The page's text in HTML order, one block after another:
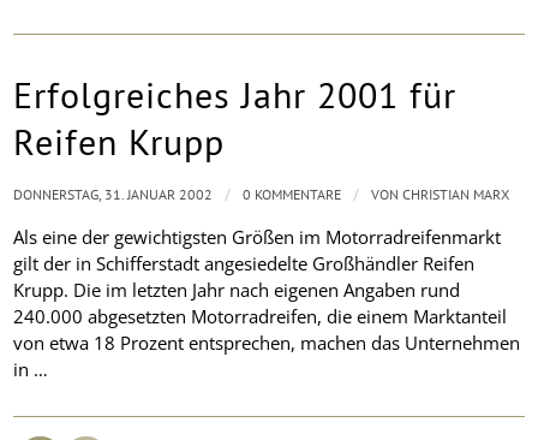
Erfolgreiches Jahr 2001 für
Reifen Krupp
Als eine der gewichtigsten Größen im Motorradreifenmarkt
gilt der in Schifferstadt angesiedelte Großhändler Reifen
Krupp. Die im letzten Jahr nach eigenen Angaben rund
240.000 abgesetzten Motorradreifen, die einem Marktanteil
von etwa 18 Prozent entsprechen, machen das Unternehmen
in …
DONNERSTAG, 31. JANUAR 2002 / 0 KOMMENTARE / VONCHRISTIAN MARX